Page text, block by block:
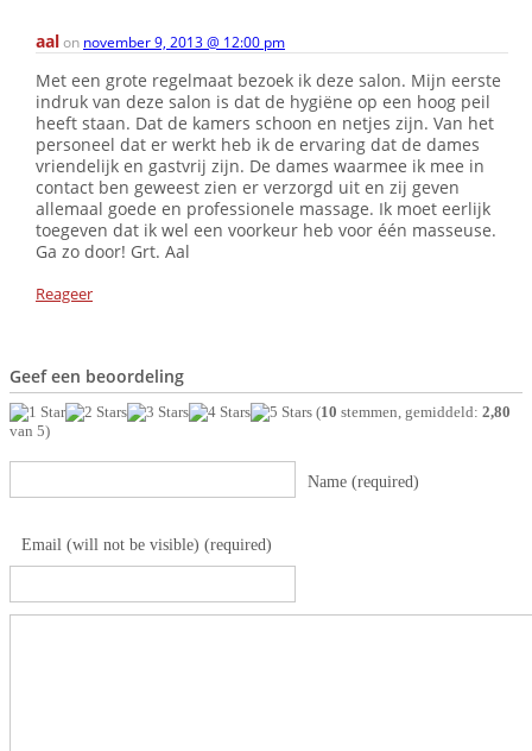
aalon november 9, 2013 @ 12:00 pm
Met een grote regelmaat bezoek ik deze salon. Mijn eerste
indruk van deze salon is dat de hygiëne op een hoog peil
heeft staan. Dat de kamers schoon en netjes zijn. Van het
personeel dat er werkt heb ik de ervaring dat de dames
vriendelijk en gastvrij zijn. De dames waarmee ik mee in
contact ben geweest zien er verzorgd uit en zij geven
allemaal goede en professionele massage. Ik moet eerlijk
toegeven dat ik wel een voorkeur heb voor één masseuse.
Ga zo door! Grt. Aal
Reageer
Geef een beoordeling
(10 stemmen, gemiddeld: 2,80
van 5)
Name (required)
Email (will not be visible) (required)